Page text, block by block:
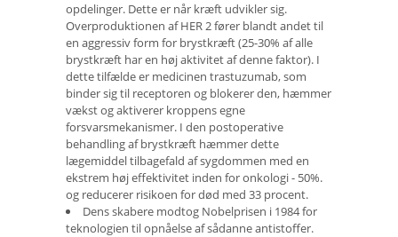
opdelinger. Dette er når kræft udvikler sig.
Overproduktionen af ​​HER 2 fører blandt andet til
en aggressiv form for brystkræft (25-30% af alle
brystkræft har en høj aktivitet af denne faktor). I
dette tilfælde er medicinen trastuzumab, som
binder sig til receptoren og blokerer den, hæmmer
vækst og aktiverer kroppens egne
forsvarsmekanismer. I den postoperative
behandling af brystkræft hæmmer dette
lægemiddel tilbagefald af sygdommen med en
ekstrem høj effektivitet inden for onkologi - 50%.
og reducerer risikoen for død med 33 procent.
Dens skabere modtog Nobelprisen i 1984 for
teknologien til opnåelse af sådanne antistoffer.